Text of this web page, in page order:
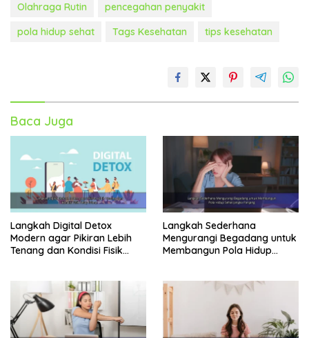
Olahraga Rutin
pencegahan penyakit
pola hidup sehat
Tags Kesehatan tips kesehatan
Baca Juga
Langkah Digital Detox
Modern agar Pikiran Lebih
Tenang dan Kondisi Fisik
Langkah Sederhana
Mengurangi Begadang untuk
Membangun Pola Hidup